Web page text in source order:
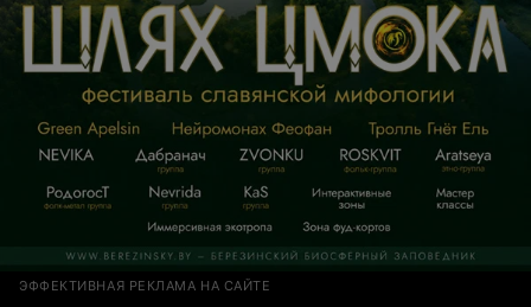
ЭФФЕКТИВНАЯ РЕКЛАМА НА САЙТЕ